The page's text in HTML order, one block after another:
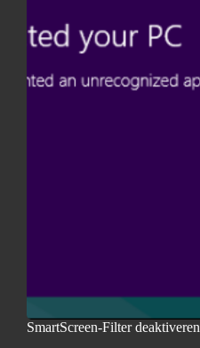
SmartScreen-Filter deaktiveren